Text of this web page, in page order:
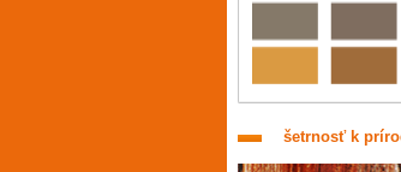
šetrnosť k